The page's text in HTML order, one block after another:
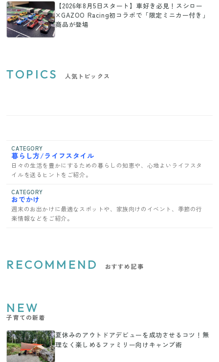
【2026年8月5日スタート】車好き必見！スシロー
×GAZOO Racing初コラボで「限定ミニカー付き」
商品が登場
TOPICS 人気トピックス
CATEGORY
暮らし方/ライフスタイル
日々の生活を豊かにするための暮らしの知恵や、心地よいライフスタ
イルを送るヒントをご紹介。
CATEGORY
おでかけ
週末のお出かけに最適なスポットや、家族向けのイベント、季節の行
楽情報などをご紹介。
RECOMMEND おすすめ記事
NEW
子育ての新着
夏休みのアウトドアデビューを成功させるコツ！無
理なく楽しめるファミリー向けキャンプ術